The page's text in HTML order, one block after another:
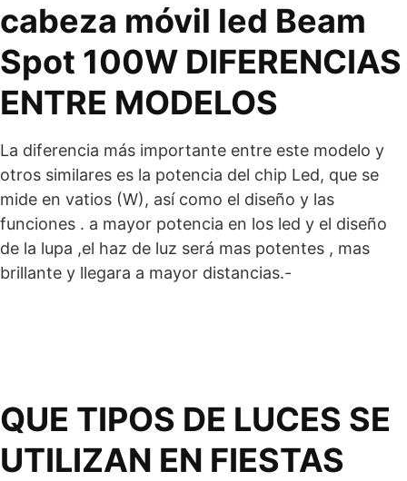
cabeza móvil led Beam
Spot 100W DIFERENCIAS
ENTRE MODELOS
La diferencia más importante entre este modelo y
otros similares es la potencia del chip Led, que se
mide en vatios (W), así como el diseño y las
funciones . a mayor potencia en los led y el diseño
de la lupa ,el haz de luz será mas potentes , mas
brillante y llegara a mayor distancias.-
QUE TIPOS DE LUCES SE
UTILIZAN EN FIESTAS